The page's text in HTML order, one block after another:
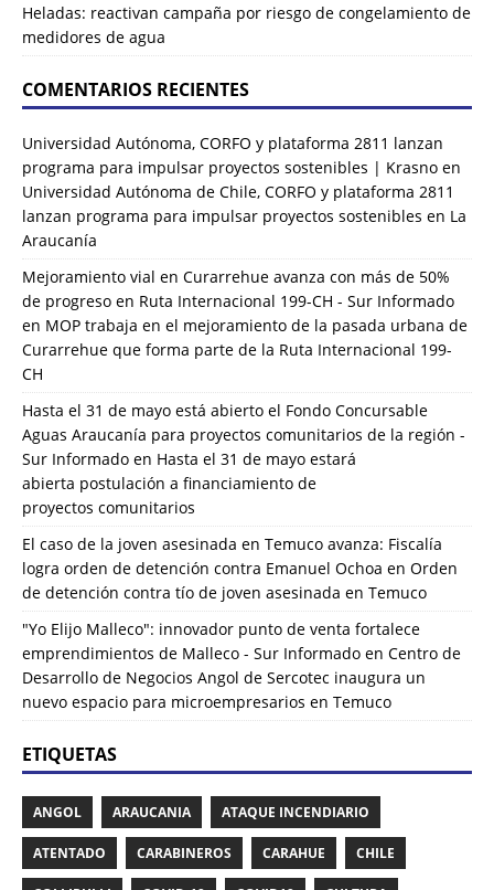
Heladas: reactivan campaña por riesgo de congelamiento de
medidores de agua
COMENTARIOS RECIENTES
Universidad Autónoma, CORFO y plataforma 2811 lanzan
programa para impulsar proyectos sostenibles | Krasno en
Universidad Autónoma de Chile, CORFO y plataforma 2811
lanzan programa para impulsar proyectos sostenibles en La
Araucanía
Mejoramiento vial en Curarrehue avanza con más de 50%
de progreso en Ruta Internacional 199-CH - Sur Informado
en MOP trabaja en el mejoramiento de la pasada urbana de
Curarrehue que forma parte de la Ruta Internacional 199-
CH
Hasta el 31 de mayo está abierto el Fondo Concursable
Aguas Araucanía para proyectos comunitarios de la región -
Sur Informado en Hasta el 31 de mayo estará
abierta postulación a financiamiento de
proyectos comunitarios
El caso de la joven asesinada en Temuco avanza: Fiscalía
logra orden de detención contra Emanuel Ochoa en Orden
de detención contra tío de joven asesinada en Temuco
"Yo Elijo Malleco": innovador punto de venta fortalece
emprendimientos de Malleco - Sur Informado en Centro de
Desarrollo de Negocios Angol de Sercotec inaugura un
nuevo espacio para microempresarios en Temuco
ETIQUETAS
ANGOL ARAUCANIA ATAQUE INCENDIARIO
ATENTADO CARABINEROS CARAHUE CHILE